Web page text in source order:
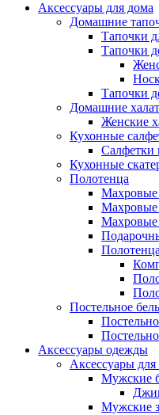
Аксессуары для дома
Домашние
Тапочки
Тапочки
Тапочки
Домашние
Женские
Кухонные
Салфетки
Кухонные
Полотенца
Махровые
Махровые
Махровые
Постельное
Аксессуары одежды
Аксессуары
Мужские
Мужские